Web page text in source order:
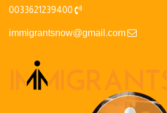
immigrantsnow@gmail.com